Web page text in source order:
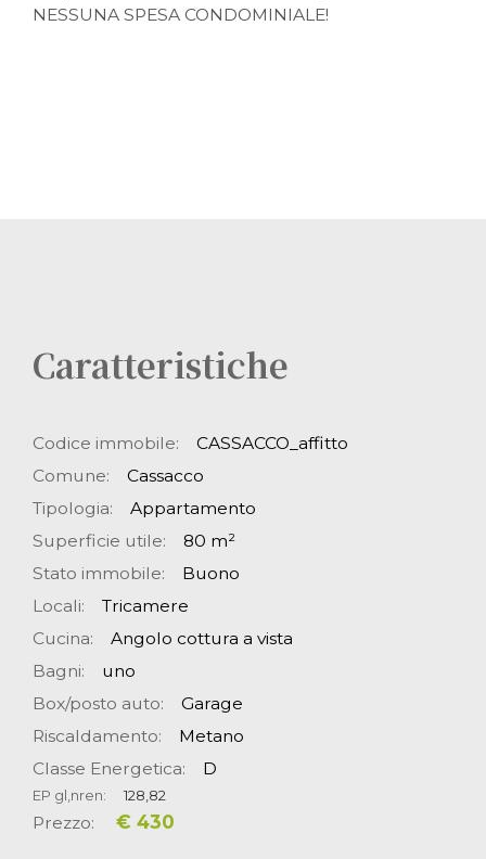
NESSUNA SPESA CONDOMINIALE!
Caratteristiche
Codice immobile:
CASSACCO_affitto
Comune:
Cassacco
Tipologia:
Appartamento
Superficie utile:
80 m²
Stato immobile:
Buono
Locali:
Tricamere
Cucina:
Angolo cottura a vista
Bagni:
uno
Box/posto auto:
Garage
Riscaldamento:
Metano
Classe Energetica:
D
EP gl,nren: 128,82
Prezzo: € 430